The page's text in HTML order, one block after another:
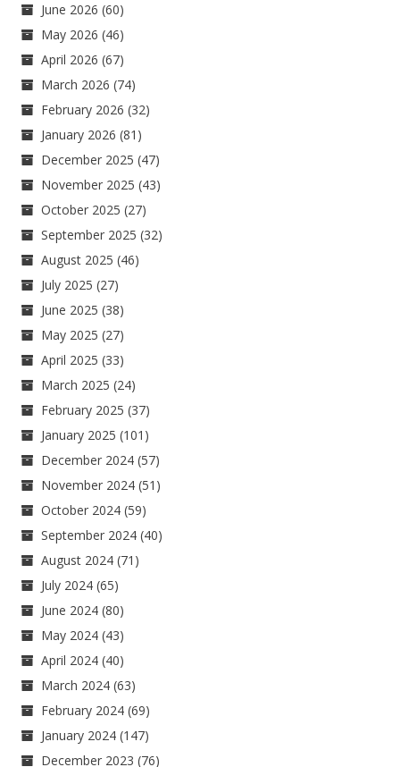
June 2026 (60)
May 2026 (46)
April 2026 (67)
March 2026 (74)
February 2026 (32)
January 2026 (81)
December 2025 (47)
November 2025 (43)
October 2025 (27)
September 2025 (32)
August 2025 (46)
July 2025 (27)
June 2025 (38)
May 2025 (27)
April 2025 (33)
March 2025 (24)
February 2025 (37)
January 2025 (101)
December 2024 (57)
November 2024 (51)
October 2024 (59)
September 2024 (40)
August 2024 (71)
July 2024 (65)
June 2024 (80)
May 2024 (43)
April 2024 (40)
March 2024 (63)
February 2024 (69)
January 2024 (147)
December 2023 (76)